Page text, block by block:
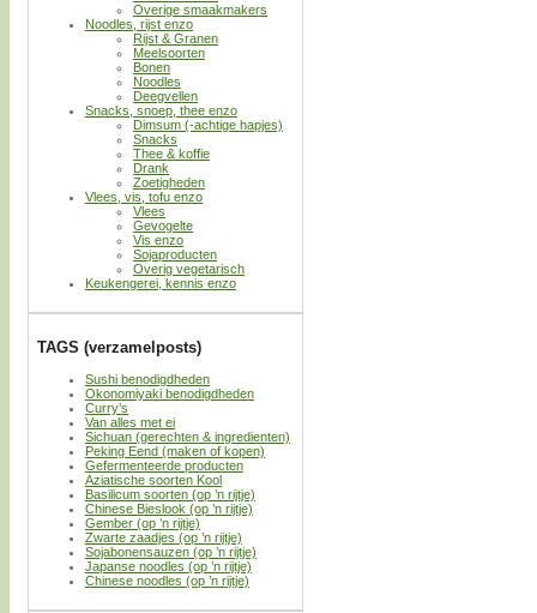
Overige smaakmakers
Noodles, rijst enzo
Rijst & Granen
Meelsoorten
Bonen
Noodles
Deegvellen
Snacks, snoep, thee enzo
Dimsum (-achtige hapjes)
Snacks
Thee & koffie
Drank
Zoetigheden
Vlees, vis, tofu enzo
Vlees
Gevogelte
Vis enzo
Sojaproducten
Overig vegetarisch
Keukengerei, kennis enzo
TAGS (verzamelposts)
Sushi benodigdheden
Okonomiyaki benodigdheden
Curry’s
Van alles met ei
Sichuan (gerechten & ingredienten)
Peking Eend (maken of kopen)
Gefermenteerde producten
Aziatische soorten Kool
Basilicum soorten (op ’n rijtje)
Chinese Bieslook (op ’n rijtje)
Gember (op ’n rijtje)
Zwarte zaadjes (op ’n rijtje)
Sojabonensauzen (op ’n rijtje)
Japanse noodles (op ’n rijtje)
Chinese noodles (op ’n rijtje)